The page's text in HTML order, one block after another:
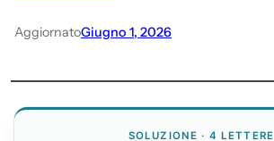
AggiornatoGiugno 1, 2026
SOLUZIONE · 4 LETTERE